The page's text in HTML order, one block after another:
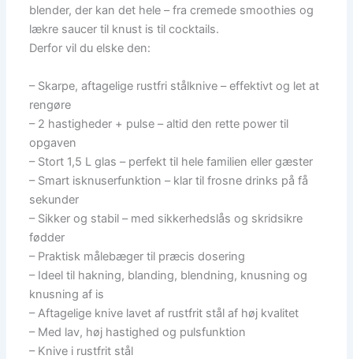
blender, der kan det hele – fra cremede smoothies og
lækre saucer til knust is til cocktails.
Derfor vil du elske den:
– Skarpe, aftagelige rustfri stålknive – effektivt og let at
rengøre
– 2 hastigheder + pulse – altid den rette power til
opgaven
– Stort 1,5 L glas – perfekt til hele familien eller gæster
– Smart isknuserfunktion – klar til frosne drinks på få
sekunder
– Sikker og stabil – med sikkerhedslås og skridsikre
fødder
– Praktisk målebæger til præcis dosering
– Ideel til hakning, blanding, blendning, knusning og
knusning af is
– Aftagelige knive lavet af rustfrit stål af høj kvalitet
– Med lav, høj hastighed og pulsfunktion
– Knive i rustfrit stål